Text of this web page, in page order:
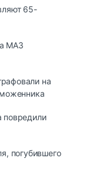
65-
МАЗ
на
повредили
погубившего